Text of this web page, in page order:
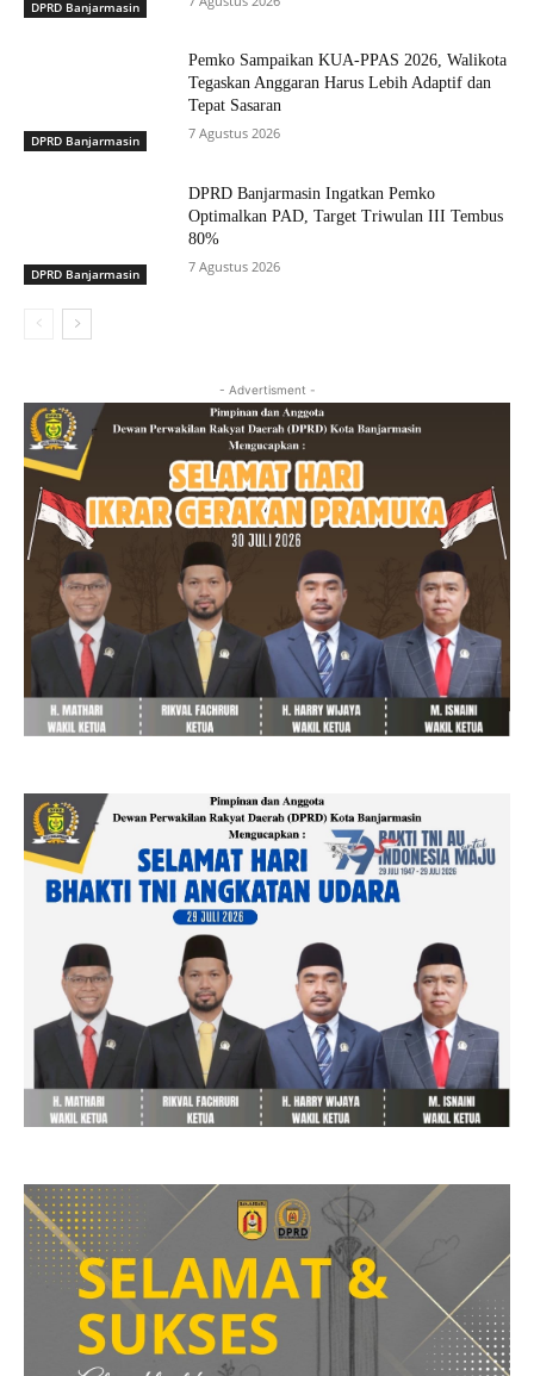
DPRD Banjarmasin
DPRD Banjarmasin
Pemko Sampaikan KUA-PPAS 2026, Walikota
Tegaskan Anggaran Harus Lebih Adaptif dan
Tepat Sasaran
7 Agustus 2026
DPRD Banjarmasin
DPRD Banjarmasin Ingatkan Pemko
Optimalkan PAD, Target Triwulan III Tembus
80%
7 Agustus 2026
- Advertisment -